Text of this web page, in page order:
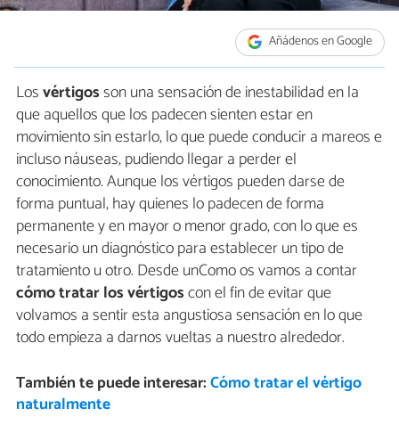
Añádenos en Google
Losvértigosson una sensación de inestabilidad en la
que aquellos que los padecen sienten estar en
movimiento sin estarlo, lo que puede conducir a mareos e
incluso náuseas, pudiendo llegar a perder el
conocimiento. Aunque los vértigos pueden darse de
forma puntual, hay quienes lo padecen de forma
permanente y en mayor o menor grado, con lo que es
necesario un diagnóstico para establecer un tipo de
tratamiento u otro. Desde unComo os vamos a contar
cómo tratar los vértigoscon el fin de evitar que
volvamos a sentir esta angustiosa sensación en lo que
todo empieza a darnos vueltas a nuestro alrededor.
También te puede interesar:Cómo tratar el vértigo
naturalmente